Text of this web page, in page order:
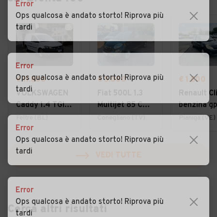
€ 11.800
VOLKSWAGEN
Caddy 1.4 TGI
Furgone
Business
€ 5.000
Multijet 85 CV
Lounge
€ 1.800
Renault
benzina
2008
Pianiga (VE)
Cerca altri risultati
Error
Ops qualcosa è andato storto! Riprova più
tardi
Error
Ops qualcosa è andato storto! Riprova più
tardi
Error
Ops qualcosa è andato storto! Riprova più
tardi
Error
Ops qualcosa è andato storto! Riprova più
tardi